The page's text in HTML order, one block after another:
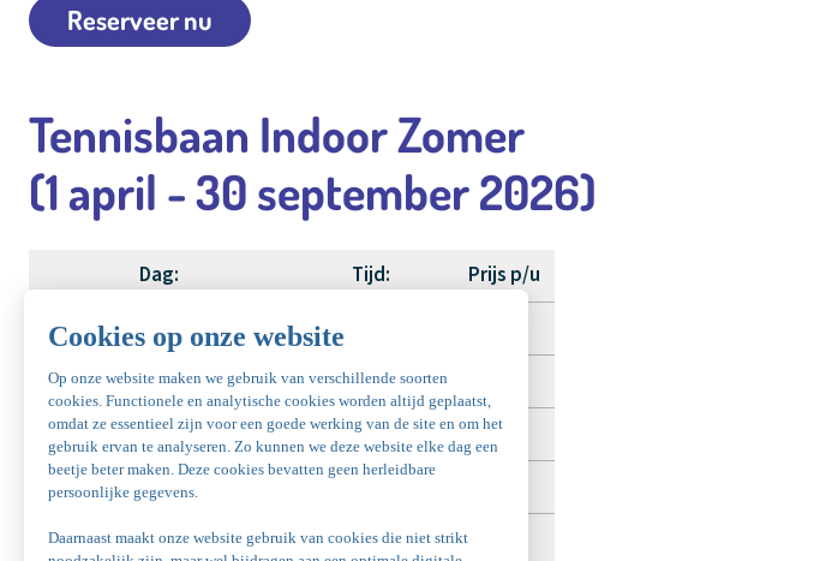
Reserveer nu
Tennisbaan Indoor Zomer
(1 april - 30 september 2026)
Dag: Tijd:
Prijs p/u
Indoor ma - zo ochtend dal
08:00 - 09:00 uur
Indoor ma - vr ochtend
09:00 - 12:00 uur
Indoor ma- vr middag
12-00 - 17.00 uur
€ 32,50
Indoor ma - vr avond
17:00 - 23:00 uur
Indoor zaterdag
09:00 - 20:00 uur